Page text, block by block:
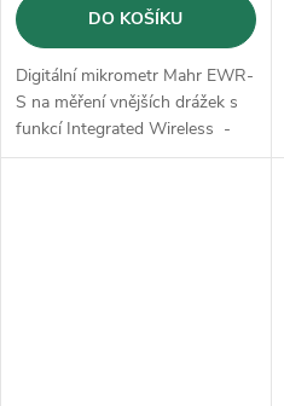
DO KOŠÍKU
Digitální mikrometr Mahr EWR-
S na měření vnějších drážek s
funkcí Integrated Wireless -
IP65.